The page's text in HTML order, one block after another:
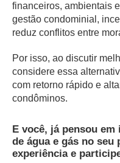
financeiros, ambientais
gestão condominial,
reduz conflitos entre
Por isso, ao discutir
considere essa
com retorno rápido e
condôminos.
E você, já pensou
de água e gás no
experiência e